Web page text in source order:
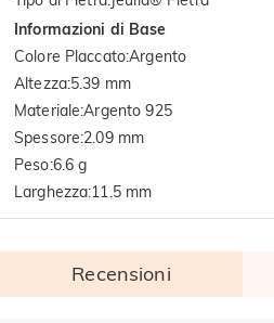
Informazioni di Base
Colore Placcato:Argento
Altezza:5.39 mm
Materiale:Argento 925
Spessore:2.09 mm
Peso:6.6 g
Larghezza:11.5 mm
Recensioni